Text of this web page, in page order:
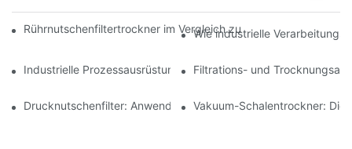
Rührnutschenfiltertrockner im Vergleich zu anderen
Wie industrielle
Industrielle Prozessausrüstung: Innovationen, die die Zukunft
Filtrations- und
Drucknutschenfilter: Anwendungen in der Chemie- und
Vakuum-Schalentrockner: